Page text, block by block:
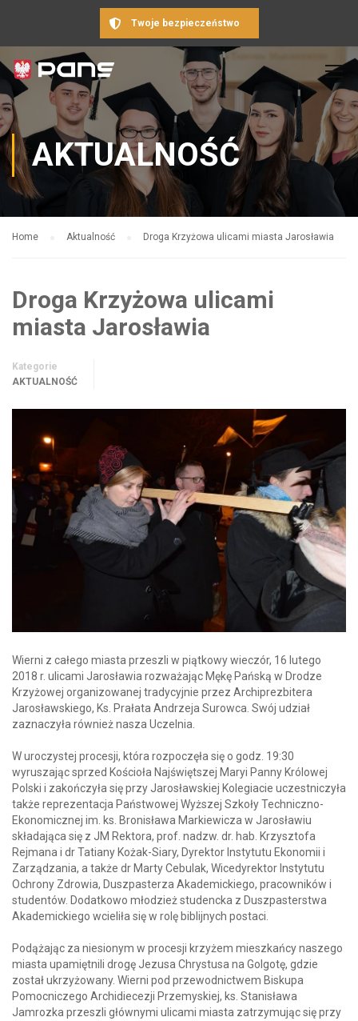
Twoje bezpieczeństwo
AKTUALNOŚĆ
Home Aktualność Droga Krzyżowa ulicami miasta Jarosławia
Droga Krzyżowa ulicami
miasta Jarosławia
Kategorie
AKTUALNOŚĆ
Wierni z całego miasta przeszli w piątkowy wieczór, 16 lutego
2018 r. ulicami Jarosławia rozważając Mękę Pańską w Drodze
Krzyżowej organizowanej tradycyjnie przez Archiprezbitera
Jarosławskiego, Ks. Prałata Andrzeja Surowca. Swój udział
zaznaczyła również nasza Uczelnia.
W uroczystej procesji, która rozpoczęła się o godz. 19:30
wyruszając sprzed Kościoła Najświętszej Maryi Panny Królowej
Polski i zakończyła się przy Jarosławskiej Kolegiacie uczestniczyła
także reprezentacja Państwowej Wyższej Szkoły Techniczno-
Ekonomicznej im. ks. Bronisława Markiewicza w Jarosławiu
składająca się z JM Rektora, prof. nadzw. dr. hab. Krzysztofa
Rejmana i dr Tatiany Kożak-Siary, Dyrektor Instytutu Ekonomii i
Zarządzania, a także dr Marty Cebulak, Wicedyrektor Instytutu
Ochrony Zdrowia, Duszpasterza Akademickiego, pracowników i
studentów. Dodatkowo młodzież studencka z Duszpasterstwa
Akademickiego wcieliła się w rolę biblijnych postaci.
Podążając za niesionym w procesji krzyżem mieszkańcy naszego
miasta upamiętnili drogę Jezusa Chrystusa na Golgotę, gdzie
został ukrzyżowany. Wierni pod przewodnictwem Biskupa
Pomocniczego Archidiecezji Przemyskiej, ks. Stanisława
Jamrozka przeszli głównymi ulicami miasta zatrzymując się przy